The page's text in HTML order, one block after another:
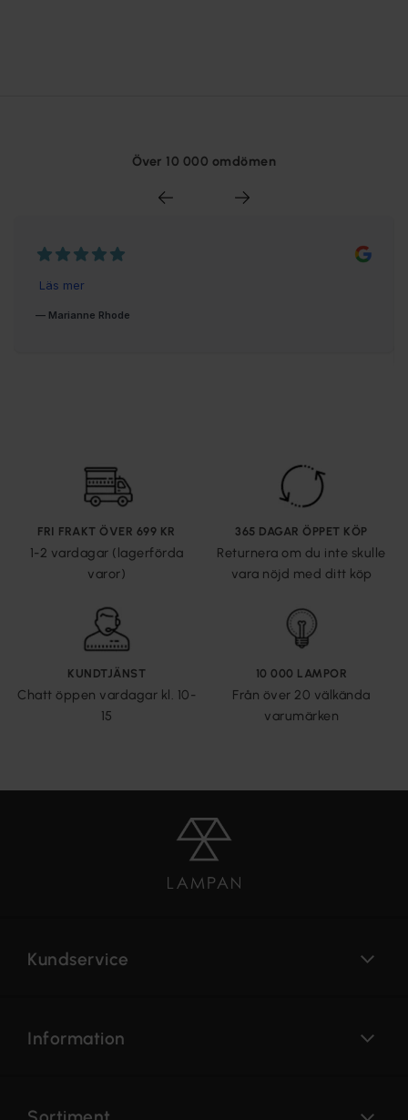
Över 10 000 omdömen
FRI FRAKT ÖVER 699 KR
1-2 vardagar (lagerförda
varor)
365 DAGAR ÖPPET KÖP
Returnera om du inte skulle
vara nöjd med ditt köp
KUNDTJÄNST
Chatt öppen vardagar kl. 10-
15
10 000 LAMPOR
Från över 20 välkända
varumärken
Kundservice
Information